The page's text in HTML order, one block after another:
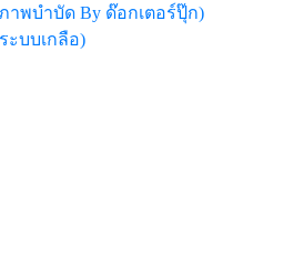
าพบำบัด By ด๊อกเตอร์ปุ๊ก)
ะบบเกลือ)